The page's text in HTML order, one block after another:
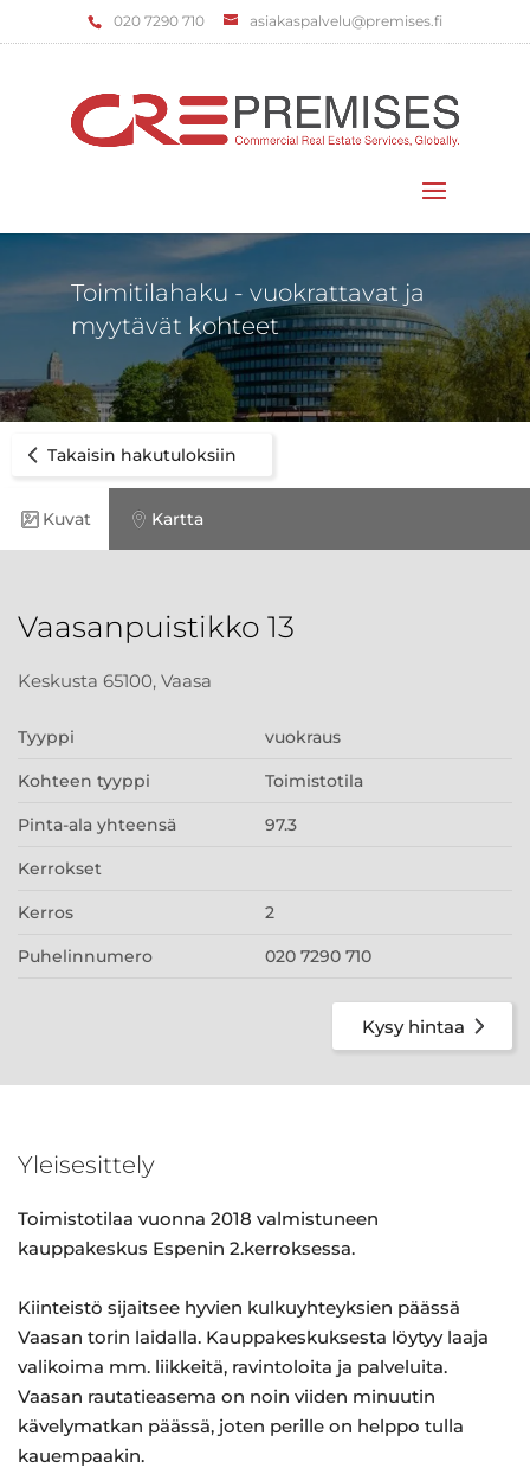
‌020 7290 710 asiakaspalvelu@premises.fi
Toimitilahaku - vuokrattavat ja
myytävät kohteet
Takaisin hakutuloksiin
Kuvat Kartta
Vaasanpuistikko 13
Keskusta 65100, Vaasa
Tyyppi vuokraus
Kohteen tyyppi Toimistotila
Pinta-ala yhteensä 97.3
Kerrokset
Kerros 2
Puhelinnumero 020 7290 710
Kysy hintaa
Yleisesittely
Toimistotilaa vuonna 2018 valmistuneen
kauppakeskus Espenin 2.kerroksessa.
Kiinteistö sijaitsee hyvien kulkuyhteyksien päässä
Vaasan torin laidalla. Kauppakeskuksesta löytyy laaja
valikoima mm. liikkeitä, ravintoloita ja palveluita.
Vaasan rautatieasema on noin viiden minuutin
kävelymatkan päässä, joten perille on helppo tulla
kauempaakin.